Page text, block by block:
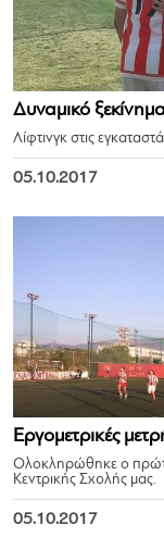
Δυναμικό
Λίφτινγκ στις
05.10.2017
Εργομετρικές
Ολοκληρώθηκε ο
Κεντρικής Σχολής μας.
05.10.2017